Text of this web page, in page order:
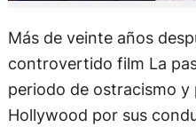
Más de veinte años
controvertido film La
periodo de ostracismo y
Hollywood por sus